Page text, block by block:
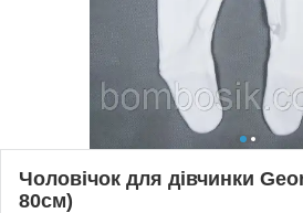
Чоловічок для дівчинки
80см)